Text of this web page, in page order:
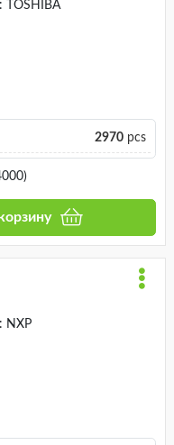
TOSHIBA
2970pcs
NXP